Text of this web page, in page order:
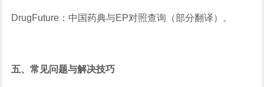
DrugFuture：中国药典与EP对照查询（部分翻译）。
五、常见问题与解决技巧